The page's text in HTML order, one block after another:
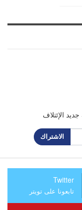
الإئتلاف
الاشتراك
Twitter
تابعونا على تويتر